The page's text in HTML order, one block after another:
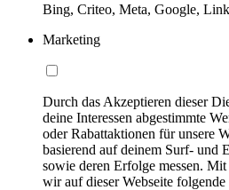
Bing, Criteo, Meta, Google,
Marketing
Durch das Akzeptieren dieser
deine Interessen abgestimmte
oder Rabattaktionen für unsere
basierend auf deinem Surf- und
sowie deren Erfolge messen.
wir auf dieser Webseite